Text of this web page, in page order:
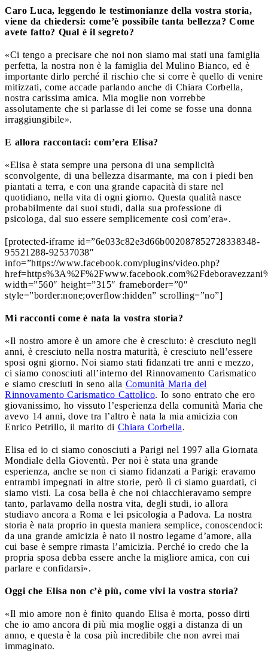
Caro Luca, leggendo le testimonianze della vostra storia,
viene da chiedersi: come’è possibile tanta bellezza? Come
avete fatto? Qual è il segreto?
«Ci tengo a precisare che noi non siamo mai stati una famiglia
perfetta, la nostra non è la famiglia del Mulino Bianco, ed è
importante dirlo perché il rischio che si corre è quello di venire
mitizzati, come accade parlando anche di Chiara Corbella,
nostra carissima amica. Mia moglie non vorrebbe
assolutamente che si parlasse di lei come se fosse una donna
irraggiungibile».
E allora raccontaci: com’era Elisa?
«Elisa è stata sempre una persona di una semplicità
sconvolgente, di una bellezza disarmante, ma con i piedi ben
piantati a terra, e con una grande capacità di stare nel
quotidiano, nella vita di ogni giorno. Questa qualità nasce
probabilmente dai suoi studi, dalla sua professione di
psicologa, dal suo essere semplicemente così com’era».
[protected-iframe id=”6e033c82e3d66b002087852728338348-
95521288-92537038″
info=”https://www.facebook.com/plugins/video.php?
width=”560″ height=”315″ frameborder=”0″
style=”border:none;overflow:hidden” scrolling=”no”]
Mi racconti come è nata la vostra storia?
«Il nostro amore è un amore che è cresciuto: è cresciuto negli
anni, è cresciuto nella nostra maturità, è cresciuto nell’essere
sposi ogni giorno. Noi siamo stati fidanzati tre anni e mezzo,
ci siamo conosciuti all’interno del Rinnovamento Carismatico
e siamo cresciuti in seno alla Comunità Maria del
Rinnovamento Carismatico Cattolico. Io sono entrato che ero
giovanissimo, ho vissuto l’esperienza della comunità Maria che
avevo 14 anni, dove tra l’altro è nata la mia amicizia con
Enrico Petrillo, il marito di Chiara Corbella.
Elisa ed io ci siamo conosciuti a Parigi nel 1997 alla Giornata
Mondiale della Gioventù. Per noi è stata una grande
esperienza, anche se non ci siamo fidanzati a Parigi: eravamo
entrambi impegnati in altre storie, però lì ci siamo guardati, ci
siamo visti. La cosa bella è che noi chiacchieravamo sempre
tanto, parlavamo della nostra vita, degli studi, io allora
studiavo ancora a Roma e lei psicologia a Padova. La nostra
storia è nata proprio in questa maniera semplice, conoscendoci:
da una grande amicizia è nato il nostro legame d’amore, alla
cui base è sempre rimasta l’amicizia. Perché io credo che la
propria sposa debba essere anche la migliore amica, con cui
parlare e confidarsi».
Oggi che Elisa non c’è più, come vivi la vostra storia?
«Il mio amore non è finito quando Elisa è morta, posso dirti
che io amo ancora di più mia moglie oggi a distanza di un
anno, e questa è la cosa più incredibile che non avrei mai
immaginato.